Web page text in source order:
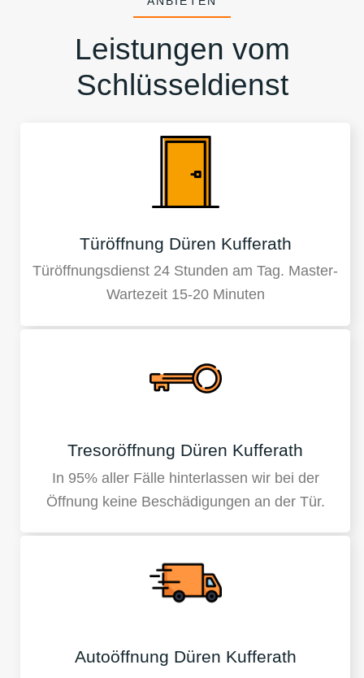
Leistungen vom
Schlüsseldienst
Türöffnung Düren Kufferath
Türöffnungsdienst 24 Stunden am Tag. Master-
Wartezeit 15-20 Minuten
Tresoröffnung Düren Kufferath
In 95% aller Fälle hinterlassen wir bei der
Öffnung keine Beschädigungen an der Tür.
Autoöffnung Düren Kufferath